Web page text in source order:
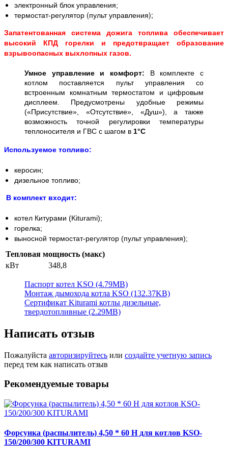
электронный блок управления;
термостат-регулятор (пульт управления);
Запатентованная система дожига топлива обеспечивает
высокий КПД горелки и предотвращает образование
взрывоопасных выхлопных газов.
Умное управление и комфорт: В комплекте с
котлом поставляется пульт управления со
встроенным комнатным термостатом и цифровым
дисплеем. Предусмотрены удобные режимы
(«Присутствие», «Отсутствие», «Душ»), а также
возможность точной регулировки температуры
теплоносителя и ГВС с шагом в 1°C
Используемое топливо:
керосин;
дизельное топливо;
В комплект входит:
котел Китурами (Kiturami);
горелка;
выносной термостат-регулятор (пульт управления);
Тепловая мощность (макс)
кВт
348,8
Паспорт котел KSO (4.79MB)
Монтаж дымохода котла KSO (132.37KB)
Сертификат Kiturami котлы дизельные,
твердотопливные (2.29MB)
Написать отзыв
Пожалуйста авторизируйтесь или создайте учетную запись
перед тем как написать отзыв
Рекомендуемые товары
Форсунка (распылитель) 4,50 * 60 Н для котлов KSO-
150/200/300 KITURAMI